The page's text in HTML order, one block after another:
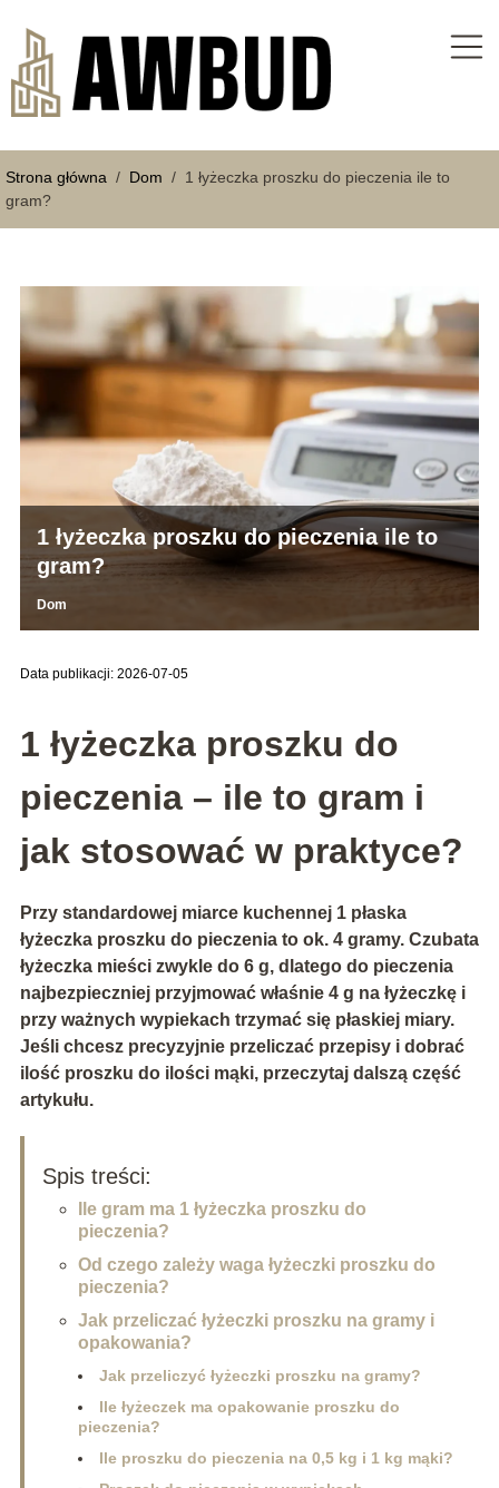
Strona główna / Dom / 1 łyżeczka proszku do pieczenia ile to
gram?
1 łyżeczka proszku do pieczenia ile to
gram?
Dom
Data publikacji: 2026-07-05
1 łyżeczka proszku do
pieczenia – ile to gram i
jak stosować w praktyce?
Przy standardowej miarce kuchennej 1 płaska
łyżeczka proszku do pieczenia to ok. 4 gramy. Czubata
łyżeczka mieści zwykle do 6 g, dlatego do pieczenia
najbezpieczniej przyjmować właśnie 4 g na łyżeczkęi
przy ważnych wypiekach trzymać się płaskiej miary.
Jeśli chcesz precyzyjnie przeliczać przepisy i dobrać
ilość proszku do ilości mąki, przeczytaj dalszą część
artykułu.
Spis treści:
Ile gram ma 1 łyżeczka proszku do
pieczenia?
Od czego zależy waga łyżeczki proszku do
pieczenia?
Jak przeliczać łyżeczki proszku na gramy i
opakowania?
Jak przeliczyć łyżeczki proszku na gramy?
Ile łyżeczek ma opakowanie proszku do
pieczenia?
Ile proszku do pieczenia na 0,5 kg i 1 kg mąki?